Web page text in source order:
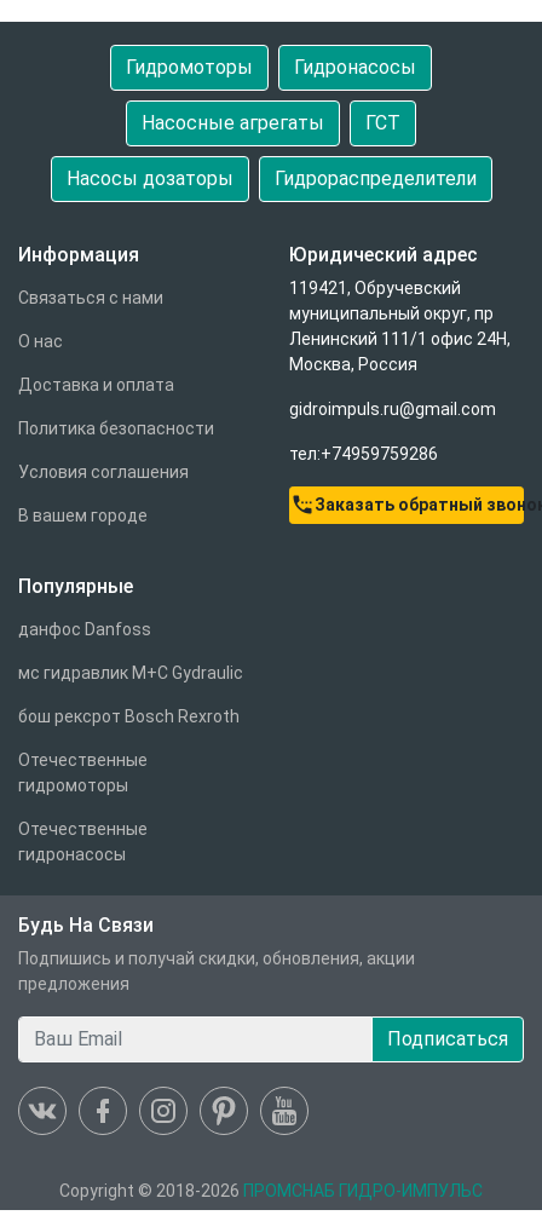
Гидромоторы Гидронасосы
Насосные агрегаты ГСТ
Насосы дозаторы Гидрораспределители
Информация
Связаться с нами
О нас
Доставка и оплата
Политика безопасности
Условия соглашения
В вашем городе
Юридический адрес
119421, Обручевский
муниципальный округ, пр
Ленинский 111/1 офис 24Н,
Москва, Россия
gidroimpuls.ru@gmail.com
тел:+74959759286
settings_phoneЗаказать обратный
Популярные
данфос Danfoss
мс гидравлик M+C Gydraulic
бош рексрот Bosch Rexroth
Отечественные
гидромоторы
Отечественные
гидронасосы
Будь На Связи
Подпишись и получай скидки, обновления, акции
предложения
Подписаться
Copyright © 2018-2026 ПРОМСНАБ ГИДРО-ИМПУЛЬС